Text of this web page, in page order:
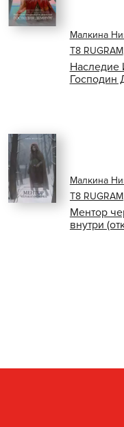
Наследие
Господин
Малкина
Т8 RUGRAM
Ментор
внутри
Малкина
Т8 RUGRAM